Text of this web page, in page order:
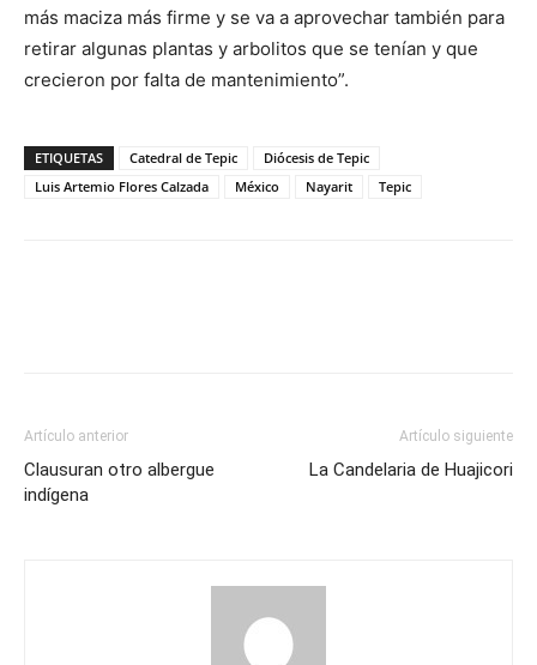
más maciza más firme y se va a aprovechar también para
retirar algunas plantas y arbolitos que se tenían y que
crecieron por falta de mantenimiento”.
ETIQUETAS Catedral de Tepic
Diócesis de Tepic
Luis Artemio Flores Calzada
México Nayarit Tepic
Artículo anterior
Clausuran otro albergue
indígena
Artículo siguiente
La Candelaria de Huajicori